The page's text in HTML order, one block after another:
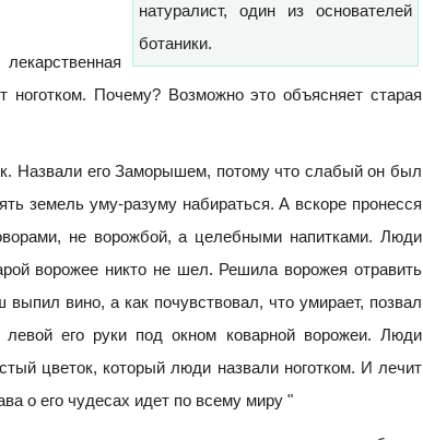
натуралист, один из основателей
ботаники.
Почему? Возможно это объясняет старая
Назвали его Заморышем, потому что слабый он был
земель уму-разуму набираться. А вскоре пронесся
не ворожбой, а целебными напитками. Люди
ворожее никто не шел. Решила ворожея отравить
вино, а как почувствовал, что умирает, позвал
его руки под окном коварной ворожеи. Люди
цветок, который люди назвали ноготком. И лечит
о его чудесах идет по всему миру "